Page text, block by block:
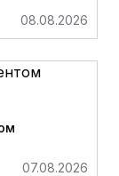
08.08.2026
07.08.2026